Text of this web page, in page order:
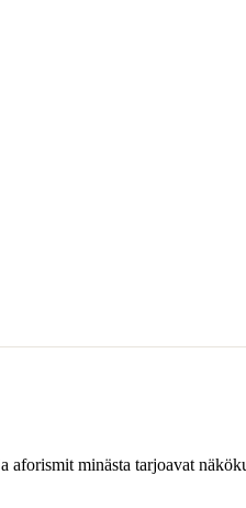
minästa tarjoavat